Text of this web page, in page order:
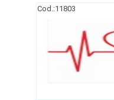
Cod.:11803